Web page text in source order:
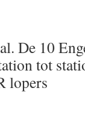
De 10
tot
lopers